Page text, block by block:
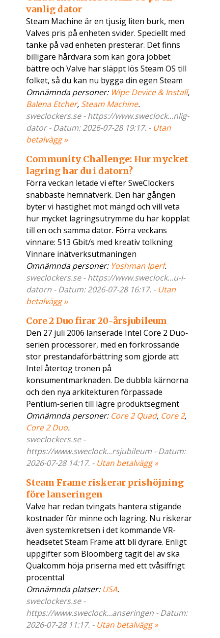
vanlig dator
Steam Machine är en tjusig liten burk, men
Valves pris på enheten svider. Speciellt med
tanke på vad enheten presterar. Det finns
billigare hårdvara som kan göra jobbet
bättre och Valve har släppt lös Steam OS till
folket, så du kan nu bygga din egen Steam
Omnämnda personer: Wipe Device & Install,
Balena Etcher, Steam Machine.
sweclockers.se - https://www.sweclock...nlig-
dator - Datum: 2026-07-28 19:17. - Utan
betalvägg »
Community Challenge: Hur mycket
lagring har du i datorn?
Förra veckan letade vi efter SweClockers
snabbaste hemnätverk. Den här gången
byter vi hastighet mot mängd och vill veta
hur mycket lagringsutrymme du har kopplat
till en och samma dator. Förra veckans
vinnare: 513 Gbit/s med kreativ tolkning
Vinnare inätverksutmaningen
Omnämnda personer: Yoshman Iperf.
sweclockers.se - https://www.sweclock...u-i-
datorn - Datum: 2026-07-28 16:17. - Utan
betalvägg »
Core 2 Duo firar 20-årsjubileum
Den 27 juli 2006 lanserade Intel Core 2 Duo-
serien processorer, med en förkrossande
stor prestandaförbättring som gjorde att
Intel återtog tronen på
konsumentmarknaden. De dubbla kärnorna
och den nya arkitekturen förpassade
Pentium-serien till lägre produktsegment
Omnämnda personer: Core 2 Quad, Core 2,
Core 2 Duo.
sweclockers.se -
https://www.sweclock...rsjubileum - Datum:
2026-07-28 14:17. - Utan betalvägg »
Steam Frame riskerar prishöjning
före lanseringen
Valve har redan tvingats hantera stigande
kostnader för minne och lagring. Nu riskerar
även systemkretsen i det kommande VR-
headsetet Steam Frame att bli dyrare. Enligt
uppgifter som Bloomberg tagit del av ska
Qualcomm höja priserna med ett tvåsiffrigt
procenttal
Omnämnda platser: USA.
sweclockers.se -
https://www.sweclock...anseringen - Datum:
2026-07-28 11:17. - Utan betalvägg »